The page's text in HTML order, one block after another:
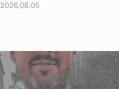
2026.08.05